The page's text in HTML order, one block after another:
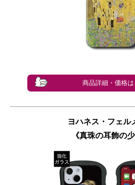
商品詳細・価格は
ヨハネス・フェル
《真珠の耳飾の少